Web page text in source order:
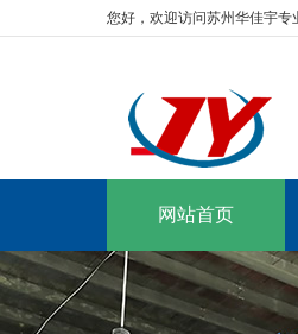
您好，欢迎访问苏州华佳宇
网站首页